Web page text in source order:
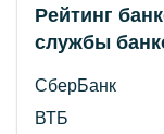
Рейтинг
службы
СберБанк
ВТБ